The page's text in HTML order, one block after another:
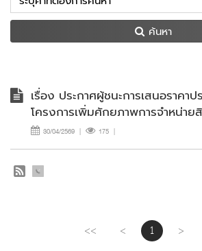
ค้นหา
เรื่อง ประกาศผู้ชนะการเสนอราคาป
โครงการเพิ่มศักยภาพการจำหน่าย
กิจกรรมหลักจัดแสดงและจำหน่ายสิ
ยอดผลิตภัณฑ์ ด้วยวิธีประกวดราค
(e-bidding)
30/04/2569 | 175 |
<< < 1 >